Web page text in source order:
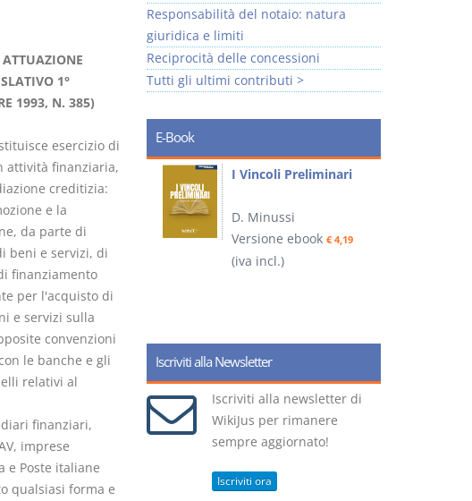
1°
1993, N. 385)
esercizio di
attività finanziaria,
creditizia:
e la
da parte di
beni e servizi, di
finanziamento
per l'acquisto di
e servizi sulla
convenzioni
le banche e gli
relativi al
finanziari,
imprese
e Poste italiane
qualsiasi forma e
Responsabilità del notaio: natura
giuridica e limiti
Reciprocità delle concessioni
Tutti gli ultimi contributi >
E-Book
Società di
Minussi
ebook€ 5,99
incl.)
I Vincoli Preliminari
D. Minussi
Versione ebook € 4,19
(iva incl.)
Iscriviti alla Newsletter
Iscriviti alla newsletter di
WikiJus per rimanere
sempre aggiornato!
Iscriviti ora